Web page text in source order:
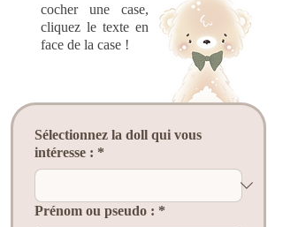
cocher une case,
cliquez le texte en
face de la case !
Sélectionnez la doll qui vous
intéresse : *
Prénom ou pseudo : *